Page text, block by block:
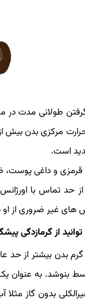
گرفتن طولانی مدت
است.
قرمزی و داغی
از حد تماس با
های غیر ضروری از
‌از گرمازدگی
بدون گاز